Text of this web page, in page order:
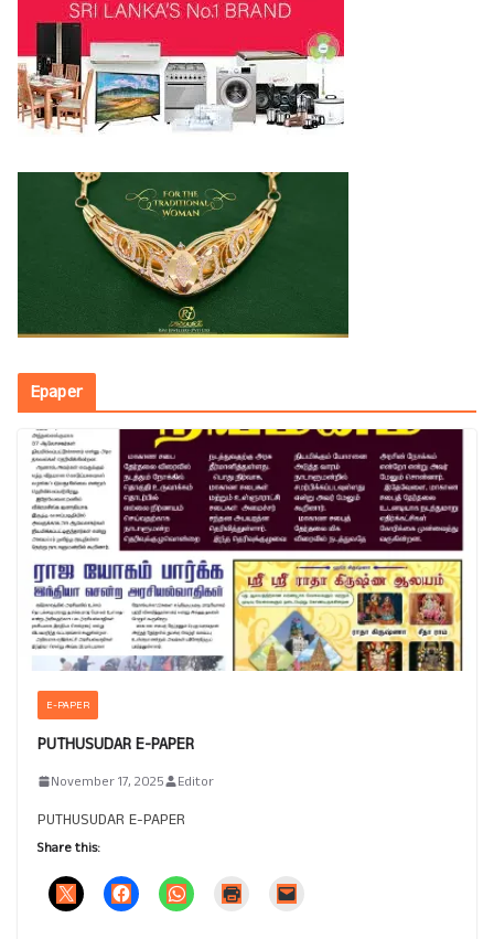
Epaper
E-PAPER
PUTHUSUDAR E-PAPER
November 17, 2025 Editor
PUTHUSUDAR E-PAPER
Share this: